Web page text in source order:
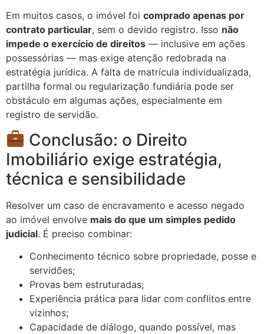
Em muitos casos, o imóvel foi comprado apenas por
contrato particular, sem o devido registro. Isso não
impede o exercício de direitos — inclusive em ações
possessórias — mas exige atenção redobrada na
estratégia jurídica. A falta de matrícula individualizada,
partilha formal ou regularização fundiária pode ser
obstáculo em algumas ações, especialmente em
registro de servidão.
Conclusão: o Direito
Imobiliário exige estratégia,
técnica e sensibilidade
Resolver um caso de encravamento e acesso negado
ao imóvel envolve mais do que um simples pedido
judicial. É preciso combinar:
Conhecimento técnico sobre propriedade, posse e
servidões;
Provas bem estruturadas;
Experiência prática para lidar com conflitos entre
vizinhos;
Capacidade de diálogo, quando possível, mas